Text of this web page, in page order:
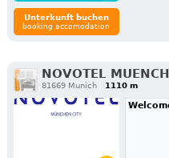
Unterkunft buchen
booking accomodation
NOVOTEL
81669 Munich 1110 m